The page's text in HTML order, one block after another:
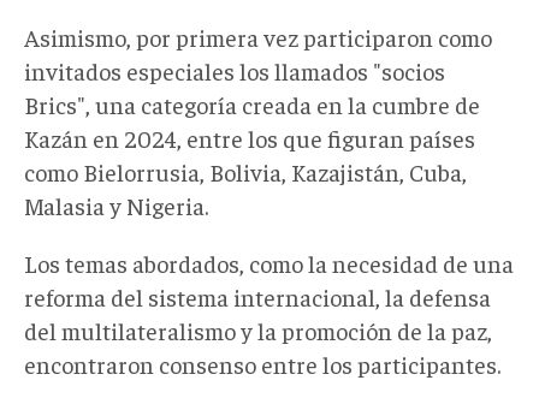
Asimismo, por primera vez participaron como
invitados especiales los llamados "socios
Brics", una categoría creada en la cumbre de
Kazán en 2024, entre los que figuran países
como Bielorrusia, Bolivia, Kazajistán, Cuba,
Malasia y Nigeria.
Los temas abordados, como la necesidad de una
reforma del sistema internacional, la defensa
del multilateralismo y la promoción de la paz,
encontraron consenso entre los participantes.